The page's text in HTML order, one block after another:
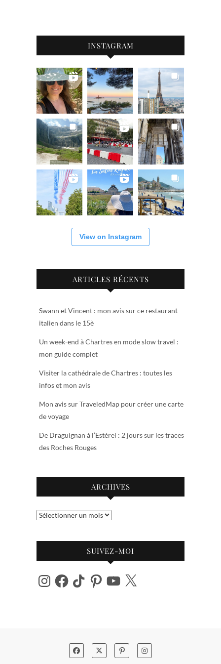
INSTAGRAM
View on Instagram
ARTICLES RÉCENTS
Swann et Vincent : mon avis sur ce restaurant
italien dans le 15è
Un week-end à Chartres en mode slow travel :
mon guide complet
Visiter la cathédrale de Chartres : toutes les
infos et mon avis
Mon avis sur TraveledMap pour créer une carte
de voyage
De Draguignan à l’Estérel : 2 jours sur les traces
des Roches Rouges
ARCHIVES
Archives
SUIVEZ-MOI
InstagramFacebook
TikTok PinterestYouTube
X